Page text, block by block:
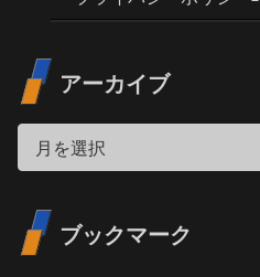
アーカイブ
ブックマーク